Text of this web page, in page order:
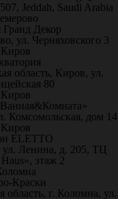
Jeddah, Saudi Arabia
Гранд Декор
ул. Черняховского 3
Киров
область, Киров, ул.
80
Киров
Комсомольская, дом 14
Киров
ELETTO
ул. Ленина, д. 205, ТЦ
этаж 2
Краски
область, г. Коломна, ул.